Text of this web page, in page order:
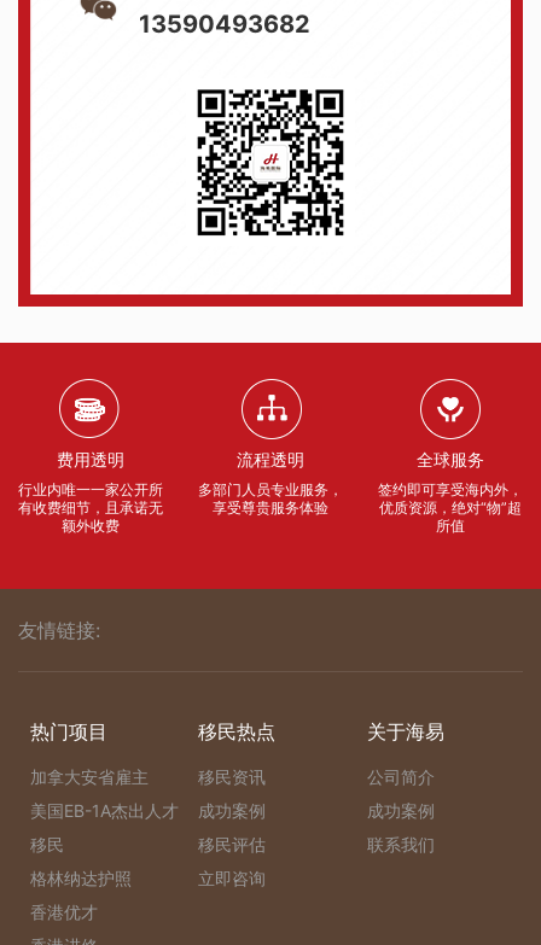
13590493682
费用透明
行业内唯一一家公开所
有收费细节，且承诺无
额外收费
流程透明
多部门人员专业服务，
享受尊贵服务体验
全球服务
签约即可享受海内外，
优质资源，绝对“物”超
所值
友情链接:
热门项目
加拿大安省雇主
美国EB-1A杰出人才
移民
格林纳达护照
香港优才
移民热点
移民资讯
成功案例
移民评估
立即咨询
关于海易
公司简介
成功案例
联系我们